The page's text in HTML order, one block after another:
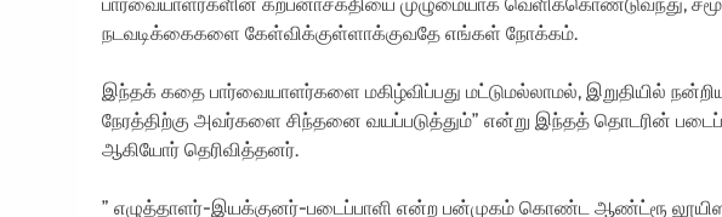
நடவடிக்கைகளை கேள்விக்குள்ளாக்குவதே எங்கள் நோக்கம்.
இந்தக் கதை பார்வையாளர்களை மகிழ்விப்பது மட்டுமல்லாமல், இறுதியில்
நேரத்திற்கு அவர்களை சிந்தனை வயப்படுத்தும்” என்று இந்தத் தொடரின்
ஆகியோர் தெரிவித்தனர்.
” எழுத்தாளர்-இயக்குனர்-படைப்பாளி என்ற பன்முகம் கொண்ட ஆண்ட்ரூ